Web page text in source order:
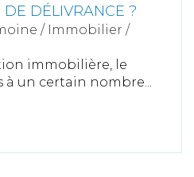
DÉLIVRANCE ?
/ Immobilier /
immobilière, le
à un certain nombre...